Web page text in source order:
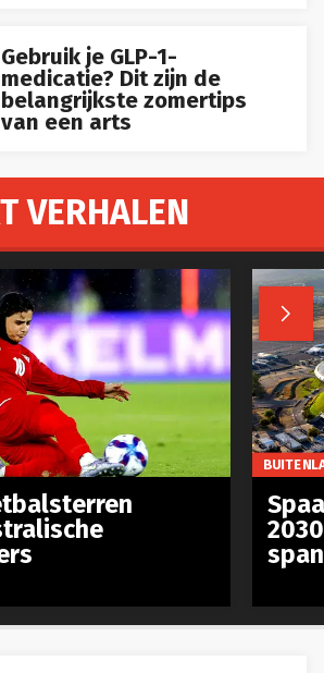
Gebruik je GLP-1-
medicatie? Dit zijn de
belangrijkste zomertips
van een arts
VERHALEN
